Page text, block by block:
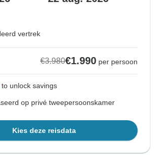
vertrek
€3.980€1.990 per persoon
to unlock savings
op privé tweepersoonskamer
Kies deze reisdata